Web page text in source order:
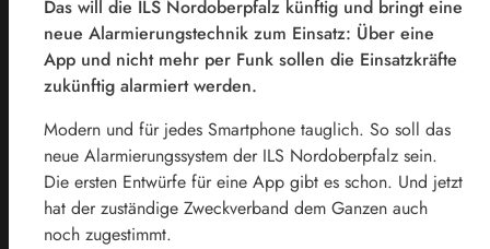
Das will die ILS Nordoberpfalz künftig und bringt eine
neue Alarmierungstechnik zum Einsatz: Über eine
App und nicht mehr per Funk sollen die Einsatzkräfte
zukünftig alarmiert werden.
Modern und für jedes Smartphone tauglich. So soll das
neue Alarmierungssystem der ILS Nordoberpfalz sein.
Die ersten Entwürfe für eine App gibt es schon. Und jetzt
hat der zuständige Zweckverband dem Ganzen auch
noch zugestimmt.